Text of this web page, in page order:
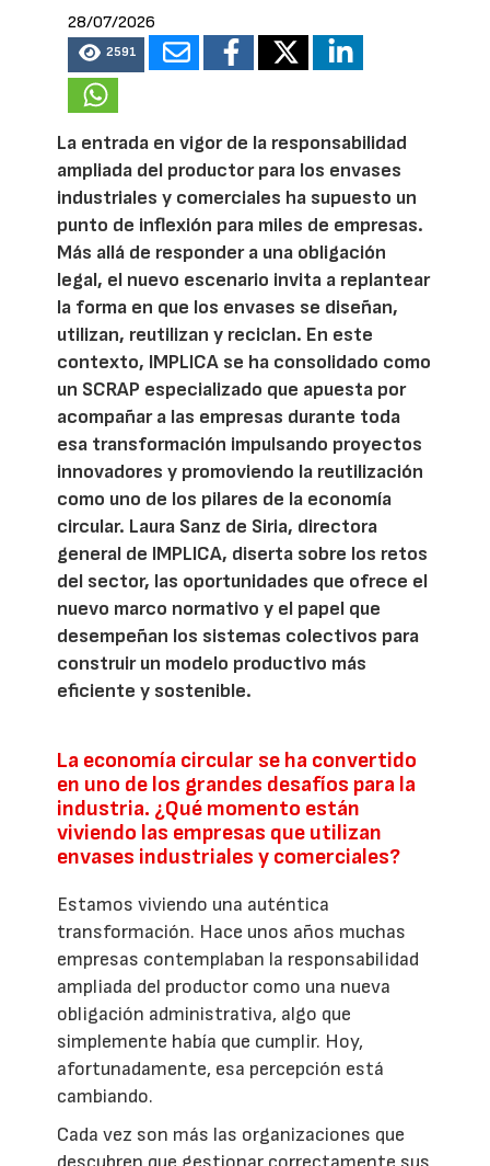
28/07/2026
2591
La entrada en vigor de la responsabilidad
ampliada del productor para los envases
industriales y comerciales ha supuesto un
punto de inflexión para miles de empresas.
Más allá de responder a una obligación
legal, el nuevo escenario invita a replantear
la forma en que los envases se diseñan,
utilizan, reutilizan y reciclan. En este
contexto, IMPLICA se ha consolidado como
un SCRAP especializado que apuesta por
acompañar a las empresas durante toda
esa transformación impulsando proyectos
innovadores y promoviendo la reutilización
como uno de los pilares de la economía
circular. Laura Sanz de Siria, directora
general de IMPLICA, diserta sobre los retos
del sector, las oportunidades que ofrece el
nuevo marco normativo y el papel que
desempeñan los sistemas colectivos para
construir un modelo productivo más
eficiente y sostenible.
La economía circular se ha convertido
en uno de los grandes desafíos para la
industria. ¿Qué momento están
viviendo las empresas que utilizan
envases industriales y comerciales?
Estamos viviendo una auténtica
transformación. Hace unos años muchas
empresas contemplaban la responsabilidad
ampliada del productor como una nueva
obligación administrativa, algo que
simplemente había que cumplir. Hoy,
afortunadamente, esa percepción está
cambiando.
Cada vez son más las organizaciones que